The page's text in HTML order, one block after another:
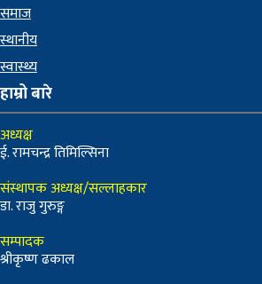
समाज
स्थानीय
स्वास्थ्य
हाम्रो बारे
अध्यक्ष
ई. रामचन्द्र तिमिल्सिना
संस्थापक अध्यक्ष/सल्लाहकार
डा. राजु गुरुङ्ग
सम्पादक
श्रीकृष्ण ढकाल